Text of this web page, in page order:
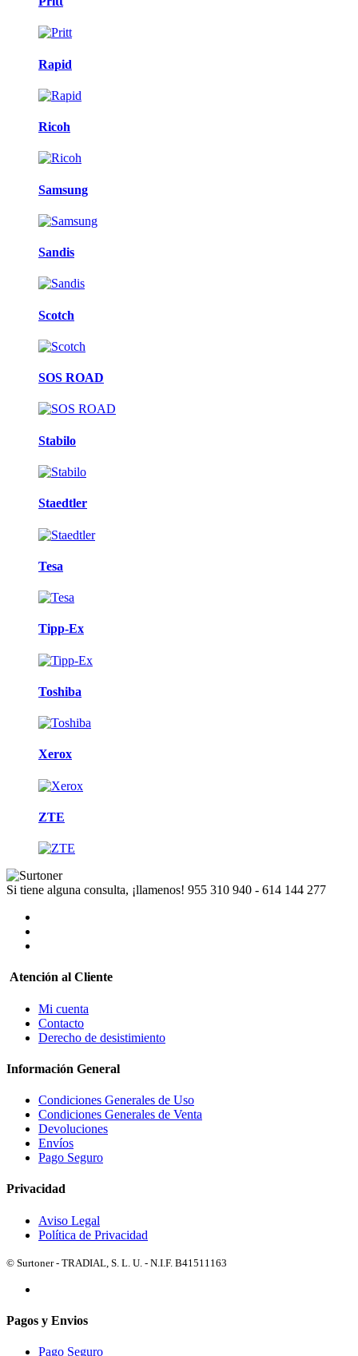
Rapid
Ricoh
Samsung
Sandis
Scotch
SOS ROAD
Stabilo
Staedtler
Tesa
Tipp-Ex
Toshiba
Xerox
ZTE
Si tiene alguna consulta, ¡llamenos! 955 310 940 - 614 144 277
Atención al Cliente
Mi cuenta
Contacto
Derecho de desistimiento
Información General
Condiciones Generales de Uso
Condiciones Generales de Venta
Devoluciones
Envíos
Pago Seguro
Privacidad
Aviso Legal
Política de Privacidad
© Surtoner - TRADIAL, S. L. U. - N.I.F. B41511163
Pagos y Envios
Pago Seguro